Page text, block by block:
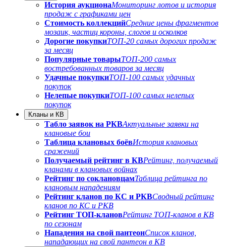
История аукционаМониторинг лотов и история
продаж с графиками цен
Стоимость коллекцийСредние цены фрагментов
мозаик, частиц короны, слогов и осколков
Дорогие покупкиТОП-20 самых дорогих продаж
за месяц
Популярные товарыТОП-200 самых
востребованных товаров за месяц
Удачные покупкиТОП-100 самых удачных
покупок
Нелепые покупкиТОП-100 самых нелепых
покупок
Кланы и КВ
Табло заявок на РКВАктуальные заявки на
клановые бои
Таблица клановых боёвИстория клановых
сражений
Получаемый рейтинг в КВРейтинг, получаемый
кланами в клановых войнах
Рейтинг по соклановцамТаблица рейтинга по
клановым нападениям
Рейтинг кланов по КС и РКВСводный рейтинг
кланов по КС и РКВ
Рейтинг ТОП-клановРейтинг ТОП-кланов в КВ
по сезонам
Нападения на свой пантеонСписок кланов,
нападающих на свой пантеон в КВ